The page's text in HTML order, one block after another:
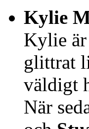
Kylie
Kylie
glittrat
väldigt
När